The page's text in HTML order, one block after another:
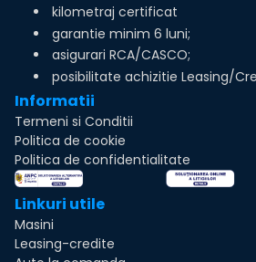
kilometraj certificat
garantie minim 6 luni;
asigurari RCA/CASCO;
posibilitate achizitie Leasing/
Informatii
Termeni si Conditii
Politica de cookie
Politica de confidentialitate
Linkuri utile
Masini
Leasing-credite